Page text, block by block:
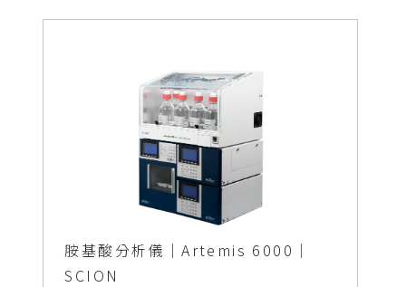
胺基酸分析儀｜Artemis 6000｜
SCION